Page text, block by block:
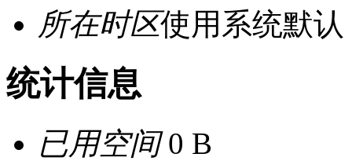
所在时区使用系统默认
统计信息
已用空间0 B